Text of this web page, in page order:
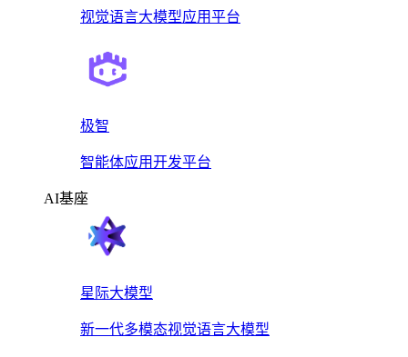
视觉语言大模型应用平台
极智
智能体应用开发平台
AI基座
星际大模型
新一代多模态视觉语言大模型